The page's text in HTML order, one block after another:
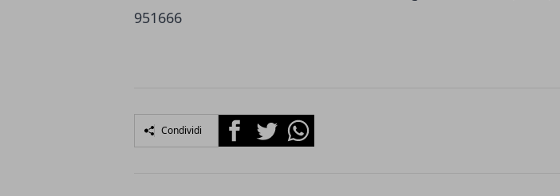
951666
Condividi FacebookTwitterWhatsapp